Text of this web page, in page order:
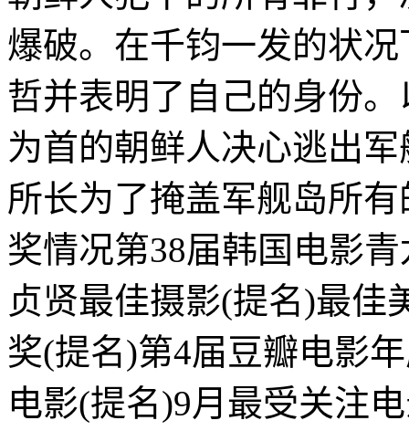
爆破。在千钧一发的状
哲并表明了自己的身份
为首的朝鲜人决心逃出
所长为了掩盖军舰岛所
奖情况第38届韩国电影
贞贤最佳摄影(提名)最佳
奖(提名)第4届豆瓣电影
电影(提名)9月最受关注